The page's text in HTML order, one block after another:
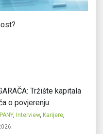
Tržište kapitala
o povjerenju
, Interview, Karijere,